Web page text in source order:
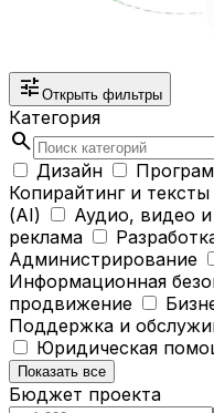
tune Открыть фильтры
Категория
search
Дизайн
Копирайтинг и тексты
(AI)
Аудио, видео
реклама
Администрирование
Информационная
продвижение
Поддержка и
Юридическая
Показать все
Бюджет проекта